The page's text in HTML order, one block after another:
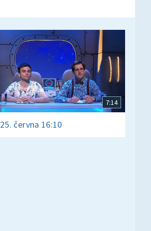
7:14
25. června 16:10